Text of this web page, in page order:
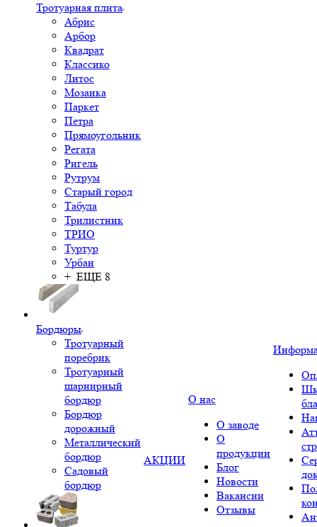
Тротуарная плита
Абрис
Арбор
Квадрат
Классико
Литос
Мозаика
Паркет
Петра
Прямоугольник
Регата
Ригель
Рутрум
Старый город
Табула
Трилистник
ТРИО
Туртур
Урбан
+ ЕЩЕ 8
Бордюры
Тротуарный
поребрик
Тротуарный
шарнирный
бордюр
Бордюр
дорожный
Металлический
бордюр
Садовый
бордюр
АКЦИИ
О нас
О заводе
О
продукции
Блог
Новости
Вакансии
Отзывы